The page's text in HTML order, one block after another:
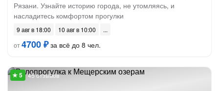
Рязани. Узнайте историю города, не утомляясь, и
насладитесь комфортом прогулки
9 авг в 18:00
10 авг в 10:00
от4700 ₽за всё до 8 чел.
45 отзывов